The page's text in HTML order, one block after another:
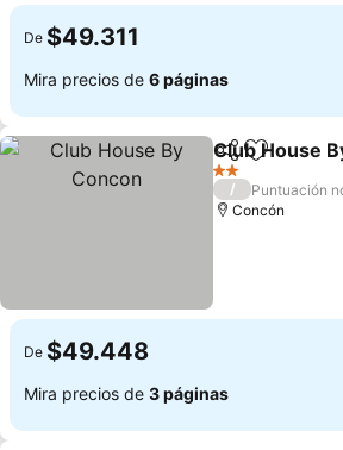
De $49.311
Mira precios de 6 páginas
Compartir
Agregar
Club House
2 Estrellas
/
Puntuación
Concón
De $49.448
Mira precios de 3 páginas